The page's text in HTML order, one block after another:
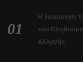
Η Εφαρμογή
του
Αλλαγής